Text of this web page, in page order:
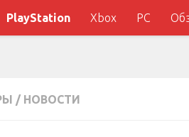
PlayStation Xbox PC
/ НОВОСТИ